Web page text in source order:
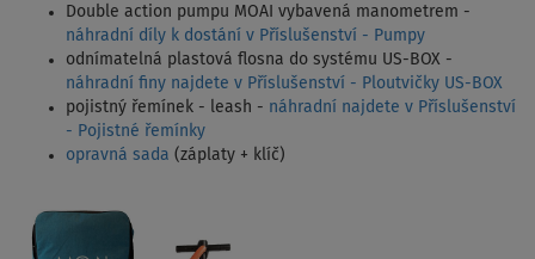
Double action pumpu MOAI vybavená manometrem -
náhradní díly k dostání v Příslušenství - Pumpy
odnímatelná plastová flosna do systému US-BOX -
náhradní finy najdete v Příslušenství - Ploutvičky US-BOX
pojistný řemínek - leash - náhradní najdete v Příslušenství
- Pojistné řemínky
opravná sada (záplaty + klíč)